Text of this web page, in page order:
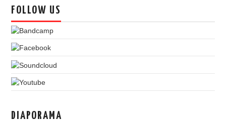
FOLLOW US
DIAPORAMA